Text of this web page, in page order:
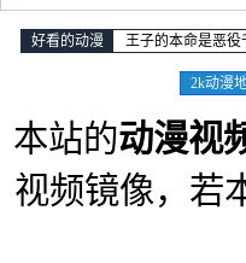
好看的动漫 王子的本命是恶役
2k动漫
本站的动漫视
视频镜像，若